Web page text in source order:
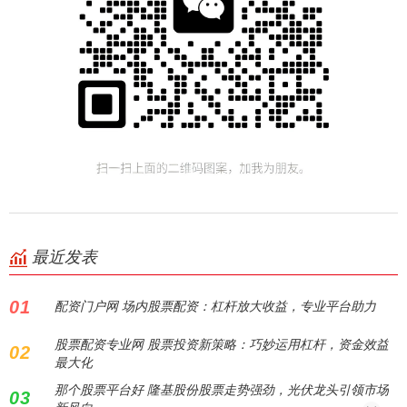
最近发表
01 配资门户网 场内股票配资：杠杆放大收益，专业平台助力
02
股票配资专业网 股票投资新策略：巧妙运用杠杆，资金效益
最大化
03
那个股票平台好 隆基股份股票走势强劲，光伏龙头引领市场